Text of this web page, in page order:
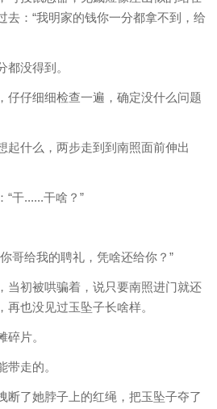
去：“我明家的钱你一分都拿不到，给
都没得到。
仔仔细细检查一遍，确定没什么问题
起什么，两步走到到南照面前伸出
“干......干啥？”
哥给我的聘礼，凭啥还给你？”
当初被哄骗着，说只要南照进门就还
也没见过玉坠子长啥样。
片。
走的。
断了她脖子上的红绳，把玉坠子夺了